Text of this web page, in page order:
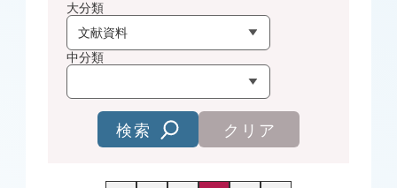
大分類
中分類
検索 クリア